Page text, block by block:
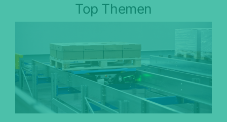
Top Themen